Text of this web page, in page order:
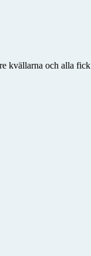
kvällarna och alla